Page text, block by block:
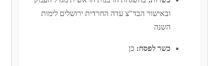
ובאישור הבד"צ עדה החרדית ירושלים לימות
השנה
כשר לפסח:כן